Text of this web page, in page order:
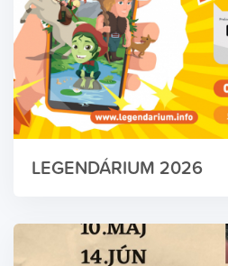
LEGENDÁRIUM 2026